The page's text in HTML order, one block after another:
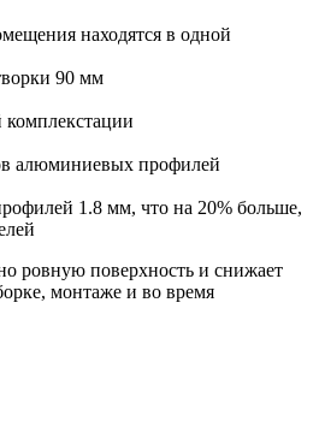
находятся в одной
90 мм
алюминиевых профилей
1.8 мм, что на 20% больше,
ровную поверхность и снижает
монтаже и во время